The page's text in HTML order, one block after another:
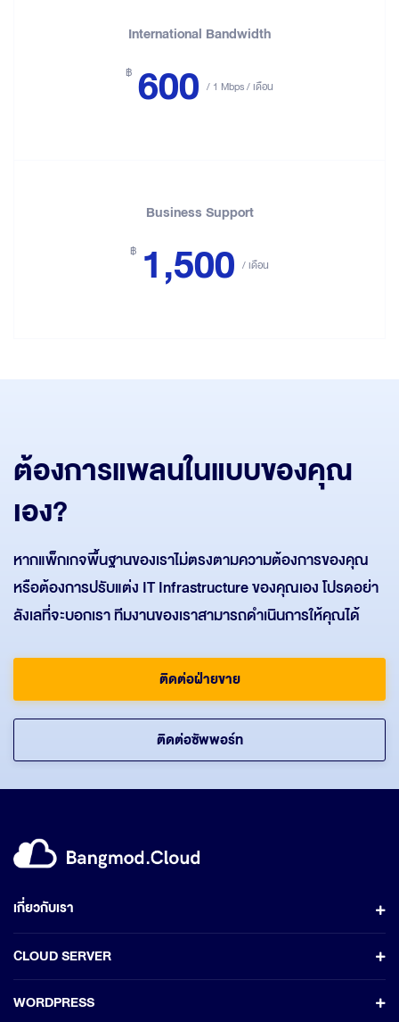
International Bandwidth
฿ 600 / 1 Mbps / เดือน
Business Support
฿ 1,500 / เดือน
ต้องการแพลนในแบบของคุณ
เอง?
หากแพ็กเกจพื้นฐานของเราไม่ตรงตามความต้องการของคุณ
หรือต้องการปรับแต่ง IT Infrastructure ของคุณเอง โปรดอย่า
ลังเลที่จะบอกเรา ทีมงานของเราสามารถดำเนินการให้คุณได้
ติดต่อฝ่ายขาย
ติดต่อซัพพอร์ท
เกี่ยวกับเรา
CLOUD SERVER
WORDPRESS